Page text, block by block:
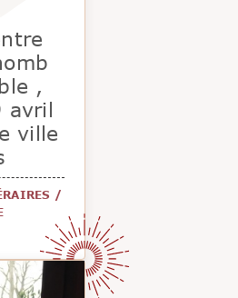
,
avril
ville
/